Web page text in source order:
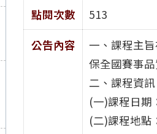
點閱次數
513
公告內容
一、課程主
保全國賽事
二、課程資訊
(一)課程日期
(二)課程地點